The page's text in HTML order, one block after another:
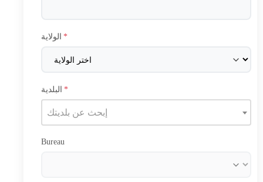
الولاية *
البلدية *
إبحث عن بلديتك
Bureau